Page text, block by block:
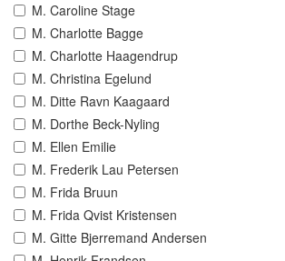
M. Caroline Stage
M. Charlotte Bagge
M. Charlotte Haagendrup
M. Christina Egelund
M. Ditte Ravn Kaagaard
M. Dorthe Beck-Nyling
M. Ellen Emilie
M. Frederik Lau Petersen
M. Frida Bruun
M. Frida Qvist Kristensen
M. Gitte Bjerremand Andersen